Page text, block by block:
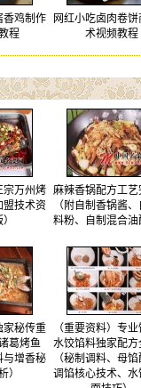
香鸡制作
程
网红小吃卤肉卷
术视频教程
宗万州烤
盟技术资
麻辣香锅配方工艺
（附自制香锅酱
料粉、自制混合油
家秘传重
葛烤鱼
与增香秘
）
（重要资料）专
水饺馅料独家配方
（秘制调料、母
调馅核心技术、水